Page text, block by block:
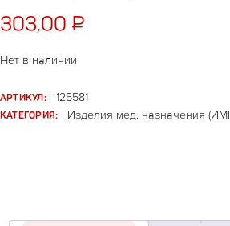
303,00 ₽
Нет в наличии
АРТИКУЛ:
125581
КАТЕГОРИЯ:
Изделия мед. назначения